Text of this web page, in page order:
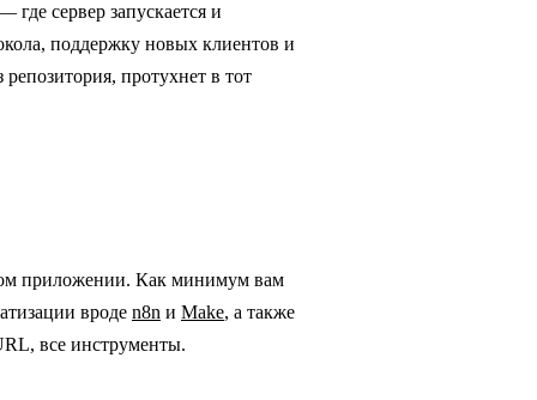
сервер запускается и
поддержку новых клиентов и
протухнет в тот
приложении. Как минимум вам
вроде n8n и Make, а также
все инструменты.